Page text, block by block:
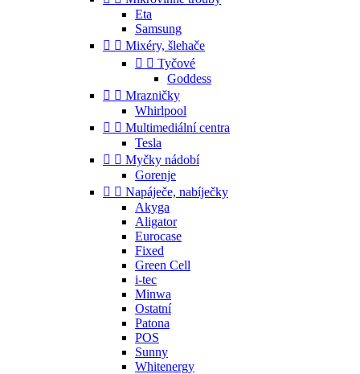
Eta
Samsung
  Mixéry, šlehače
  Tyčové
Goddess
  Mrazničky
Whirlpool
  Multimediální centra
Tesla
  Myčky nádobí
Gorenje
  Napáječe, nabíječky
Akyga
Aligator
Eurocase
Fixed
Green Cell
i-tec
Minwa
Ostatní
Patona
POS
Sunny
Whitenergy